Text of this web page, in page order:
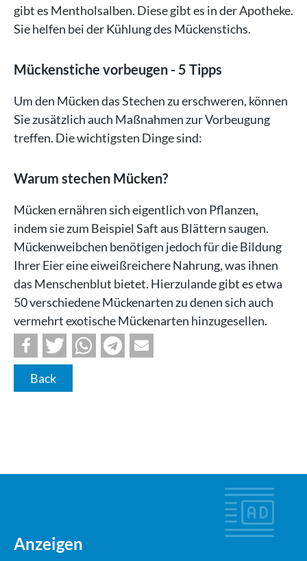
gibt es Mentholsalben. Diese gibt es in der Apotheke.
Sie helfen bei der Kühlung des Mückenstichs.
Mückenstiche vorbeugen - 5 Tipps
Um den Mücken das Stechen zu erschweren, können
Sie zusätzlich auch Maßnahmen zur Vorbeugung
treffen. Die wichtigsten Dinge sind:
Warum stechen Mücken?
Mücken ernähren sich eigentlich von Pflanzen,
indem sie zum Beispiel Saft aus Blättern saugen.
Mückenweibchen benötigen jedoch für die Bildung
Ihrer Eier eine eiweißreichere Nahrung, was ihnen
das Menschenblut bietet. Hierzulande gibt es etwa
50 verschiedene Mückenarten zu denen sich auch
vermehrt exotische Mückenarten hinzugesellen.
Back
Anzeigen